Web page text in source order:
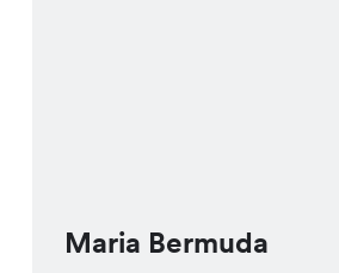
Maria Bermuda